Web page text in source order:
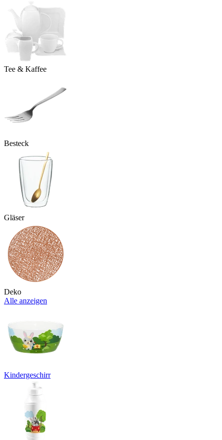
Tee & Kaffee
Besteck
Gläser
Deko
Alle anzeigen
Kindergeschirr